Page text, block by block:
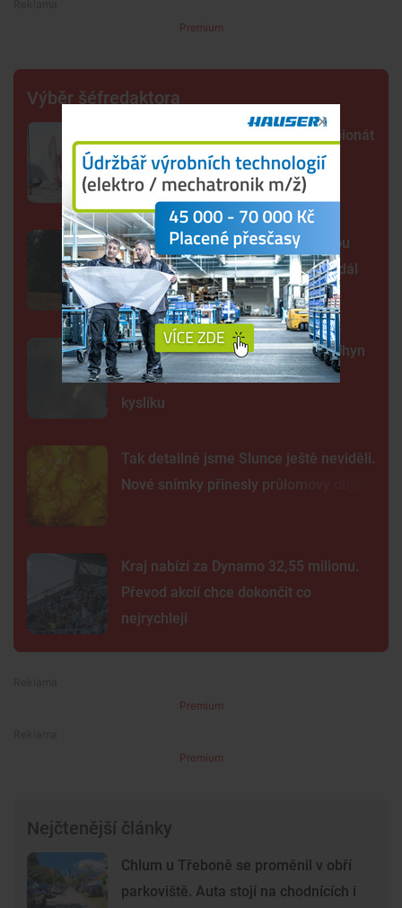
Premium
Výběr šéfredaktora
Lipno poprvé hostí evropský šampionát
jachtařů. Závodníci bojují hlavně s
počasím
Šelma na jihu Čech? Záběry mohou
zachycovat kočku, policie hlášení dál
prověřuje
Sto mrtvých ryb v centru Budějc. Úhyn
mohl způsobit déšť a nedostatek
kyslíku
Tak detailně jsme Slunce ještě neviděli.
Nové snímky přinesly průlomový objev
Kraj nabízí za Dynamo 32,55 milionu.
Převod akcií chce dokončit co
nejrychleji
Premium
Premium
Nejčtenější články
Chlum u Třeboně se proměnil v obří
parkoviště. Auta stojí na chodnících i